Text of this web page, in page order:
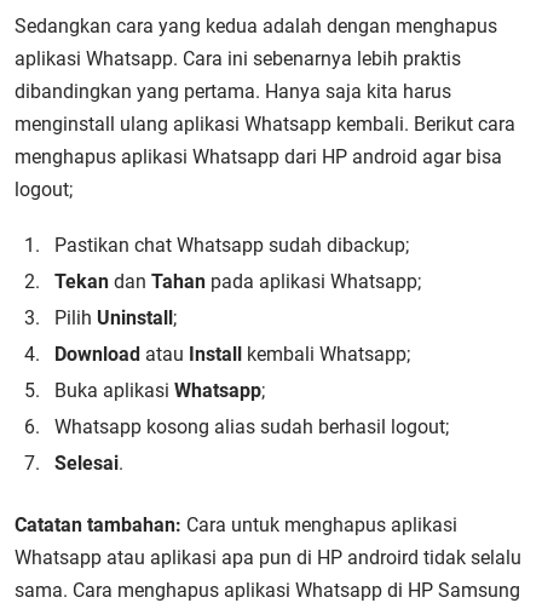
Sedangkan cara yang kedua adalah dengan menghapus
aplikasi Whatsapp. Cara ini sebenarnya lebih praktis
dibandingkan yang pertama. Hanya saja kita harus
menginstall ulang aplikasi Whatsapp kembali. Berikut cara
menghapus aplikasi Whatsapp dari HP android agar bisa
logout;
Pastikan chat Whatsapp sudah dibackup;
Tekan dan Tahan pada aplikasi Whatsapp;
Pilih Uninstall;
Download atau Install kembali Whatsapp;
Buka aplikasi Whatsapp;
Whatsapp kosong alias sudah berhasil logout;
Selesai.
Catatan tambahan: Cara untuk menghapus aplikasi
Whatsapp atau aplikasi apa pun di HP androird tidak selalu
sama. Cara menghapus aplikasi Whatsapp di HP Samsung